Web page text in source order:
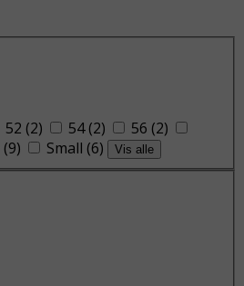
52 (2) 54 (2) 56 (2)
(9) Small (6) Vis alle